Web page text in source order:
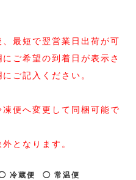
最短で翌営業日出荷が可
ご希望の到着日が表示さ
ご記入ください。
便へ変更して同梱可能で
となります。
冷蔵便 ◯ 常温便